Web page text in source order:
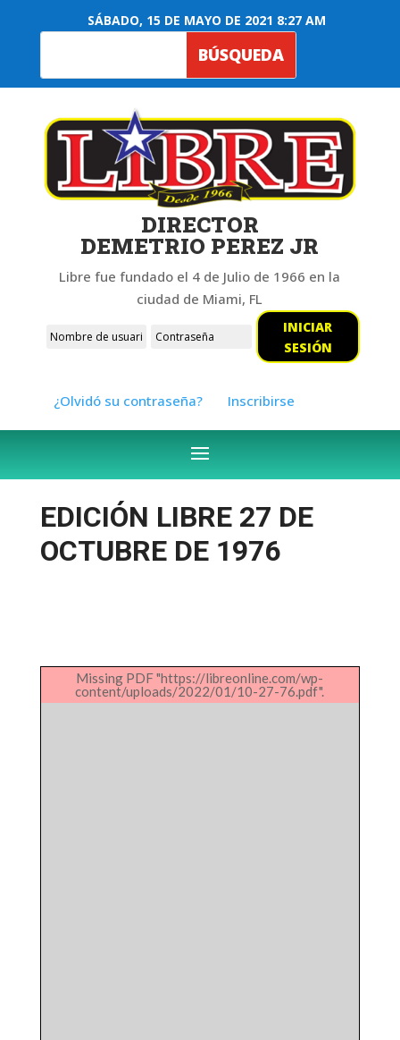
SÁBADO, 15 DE MAYO DE 2021 8:27 AM
DIRECTOR
DEMETRIO PEREZ JR
Libre fue fundado el 4 de Julio de 1966 en la
ciudad de Miami, FL
INICIAR
SESIÓN
¿Olvidó su contraseña? Inscribirse
EDICIÓN LIBRE 27 DE
OCTUBRE DE 1976
Missing PDF "https://libreonline.com/wp-
content/uploads/2022/01/10-27-76.pdf".